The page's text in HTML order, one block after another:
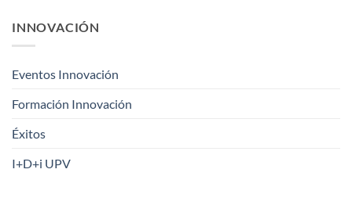
INNOVACIÓN
Eventos Innovación
Formación Innovación
Éxitos
I+D+i UPV